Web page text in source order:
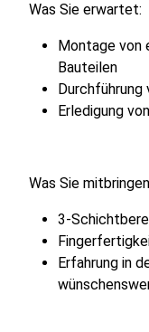
Was Sie erwartet:
Montage von
Bauteilen
Erledigung
Was Sie
3-
Erfahrung in